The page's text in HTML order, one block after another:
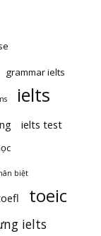
grammar ielts
ielts
ielts test
biệt
toeic
ielts